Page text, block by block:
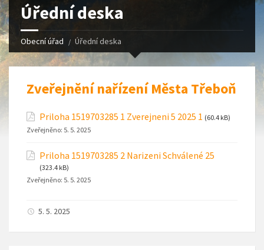
Úřední deska
Obecní úřad Úřední deska
Zveřejnění nařízení Města Třeboň
Priloha 1519703285 1 Zverejneni 5 2025 1 (60.4 kB)
Zveřejněno: 5. 5. 2025
Priloha 1519703285 2 Narizeni Schválené 25
(323.4 kB)
Zveřejněno: 5. 5. 2025
5. 5. 2025